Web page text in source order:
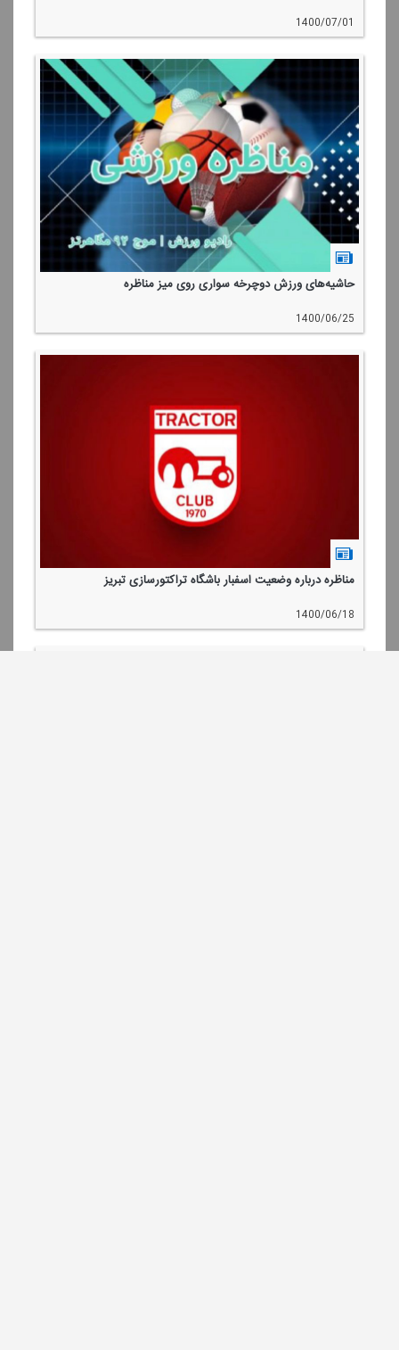
1400/07/01
حاشیه‌های ورزش دوچرخه سواری روی میز مناظره
1400/06/25
مناظره درباره وضعیت اسفبار باشگاه تراكتورسازی تبریز
1400/06/18